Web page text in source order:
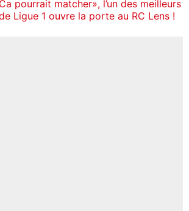
pourrait matcher», l’un des meilleurs
Ligue 1 ouvre la porte au RC Lens !